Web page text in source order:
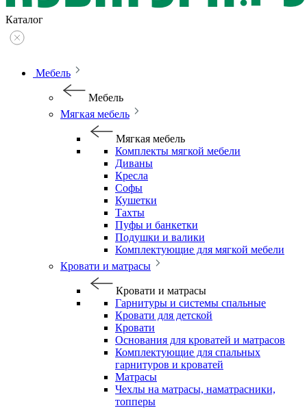
Каталог
Мебель
Мебель
Мягкая мебель
Мягкая мебель
Комплекты мягкой мебели
Диваны
Кресла
Софы
Кушетки
Тахты
Пуфы и банкетки
Подушки и валики
Комплектующие для мягкой мебели
Кровати и матрасы
Кровати и матрасы
Гарнитуры и системы спальные
Кровати для детской
Кровати
Основания для кроватей и матрасов
Комплектующие для спальных
гарнитуров и кроватей
Матрасы
Чехлы на матрасы, наматрасники,
топперы